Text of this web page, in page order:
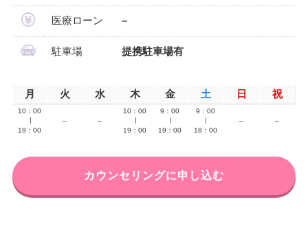
医療ローン –
駐車場 提携駐車場有
月 火 水 木 金 土 日 祝
10：00
19：00
– –
10：00
19：00
9：00
19：00
9：00
18：00
– –
カウンセリングに申し込む